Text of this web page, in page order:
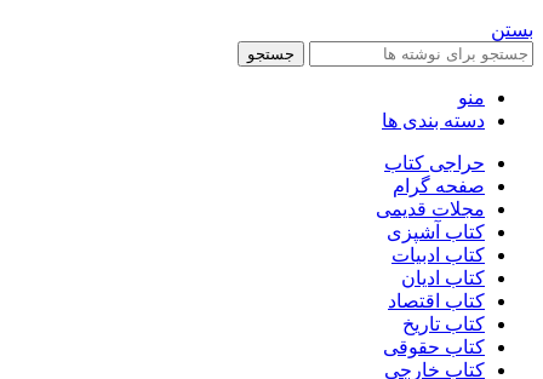
بستن
جستجو
منو
دسته بندی ها
حراجی کتاب
صفحه گرام
مجلات قدیمی
کتاب آشپزی
کتاب ادبیات
کتاب ادیان
کتاب اقتصاد
کتاب تاریخ
کتاب حقوقی
کتاب خارجی